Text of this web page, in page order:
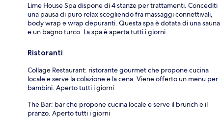
Lime House Spa dispone di 4 stanze per trattamenti. Concediti
una pausa di puro relax scegliendo fra massaggi connettivali,
body wrap e wrap depuranti. Questa spa è dotata di una sauna
e un bagno turco. La spa è aperta tutti i giorni.
Ristoranti
Collage Restaurant: ristorante gourmet che propone cucina
locale e serve la colazione e la cena. Viene offerto un menu per
bambini. Aperto tutti i giorni
The Bar: bar che propone cucina locale e serve il brunch e il
pranzo. Aperto tutti i giorni